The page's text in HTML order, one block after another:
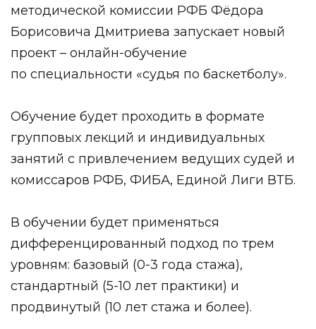
методической комиссии РФБ Фёдора
Борисовича Дмитриева запускает новый
проект – онлайн-обучение
по специальности «судья по баскетболу».
Обучение будет проходить в формате
групповых лекций и индивидуальных
занятий с привлечением ведущих судей и
комиссаров РФБ, ФИБА, Единой Лиги ВТБ.
В обучении будет применяться
дифференцированный подход по трем
уровням: базовый (0-3 года стажа),
стандартный (5-10 лет практики) и
продвинутый (10 лет стажа и более).